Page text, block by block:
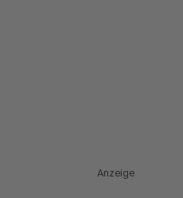
Anzeige